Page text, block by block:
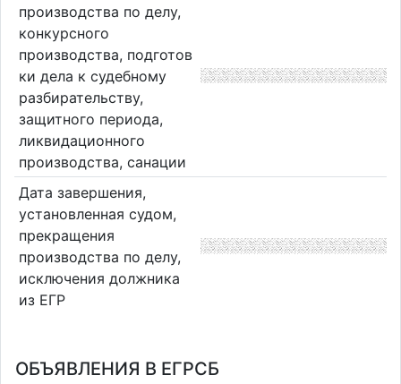
производства по делу,
конкурсного
производства, подготов
ки дела к судебному
разбирательству,
защитного периода,
ликвидационного
производства, санации
Дата завершения,
установленная судом,
прекращения
производства по делу,
исключения должника
из ЕГР
ОБЪЯВЛЕНИЯ В ЕГРСБ